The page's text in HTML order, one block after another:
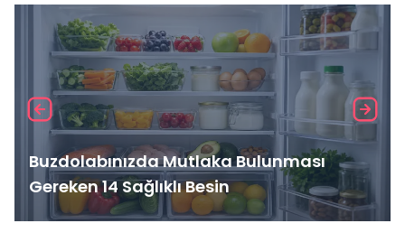
Buzdolabınızda Mutlaka Bulunması
Gereken 14 Sağlıklı Besin